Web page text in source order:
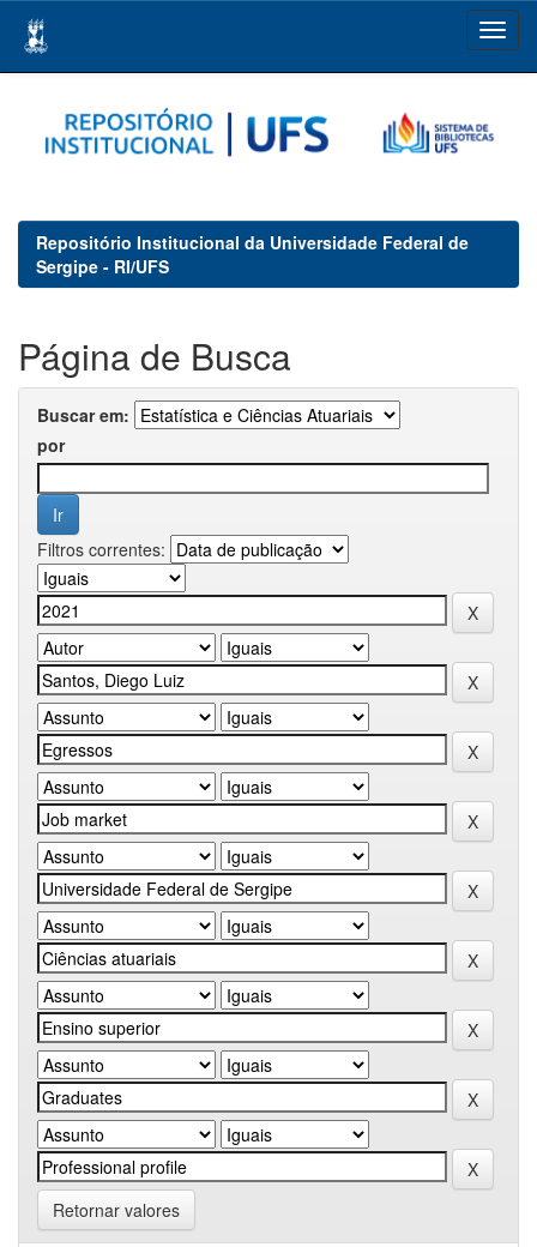
navigation
Repositório Institucional da Universidade Federal de
Sergipe - RI/UFS
Página de Busca
Buscar em:
por
Filtros correntes:
Retornar valores